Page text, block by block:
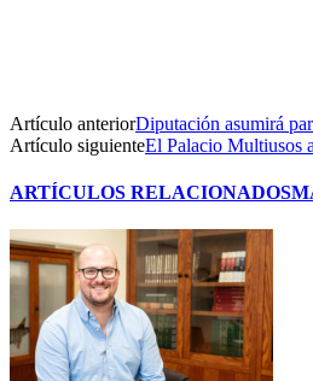
Artículo anteriorDiputación asumirá
Artículo siguienteEl Palacio Multiusos
ARTÍCULOS RELACIONADOS